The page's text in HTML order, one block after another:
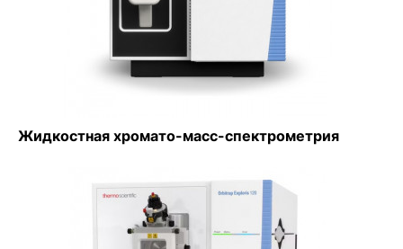
Жидкостная хромато-масс-спектрометрия